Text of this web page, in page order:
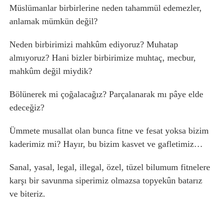
Müslümanlar birbirlerine neden tahammül edemezler,
anlamak mümkün değil?
Neden birbirimizi mahkûm ediyoruz? Muhatap
almıyoruz? Hani bizler birbirimize muhtaç, mecbur,
mahkûm değil miydik?
Bölünerek mi çoğalacağız? Parçalanarak mı pâye elde
edeceğiz?
Ümmete musallat olan bunca fitne ve fesat yoksa bizim
kaderimiz mi? Hayır, bu bizim kasvet ve gafletimiz…
Sanal, yasal, legal, illegal, özel, tüzel bilumum fitnelere
karşı bir savunma siperimiz olmazsa topyekûn batarız
ve biteriz.